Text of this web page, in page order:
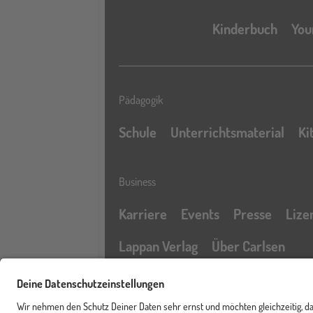
Profil
Kinderbuch
Pädagogik
Schule Unterrichtsmaterial
Business
Karriere Events Presse
Lappan Verlag
Über Carlsen